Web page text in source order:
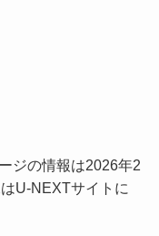
ジの情報は2026年2
U-NEXTサイトに